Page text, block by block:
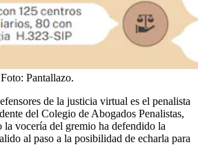
Foto: Pantallazo.
de la justicia virtual es el penalista
del Colegio de Abogados Penalistas,
la vocería del gremio ha defendido la
al paso a la posibilidad de echarla para